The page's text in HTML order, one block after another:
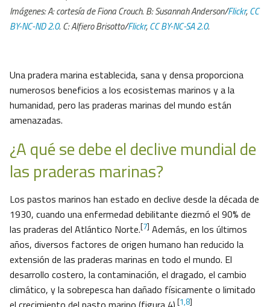
Imágenes: A: cortesía de Fiona Crouch. B: Susannah Anderson/Flickr,CC
BY-NC-ND 2.0. C: Alfiero Brisotto/Flickr,CC BY-NC-SA 2.0.
Una pradera marina establecida, sana y densa proporciona
numerosos beneficios a los ecosistemas marinos y a la
humanidad, pero las praderas marinas del mundo están
amenazadas.
¿A qué se debe el declive mundial de
las praderas marinas?
Los pastos marinos han estado en declive desde la década de
1930, cuando una enfermedad debilitante diezmó el 90% de
las praderas del Atlántico Norte.[7] Además, en los últimos
años, diversos factores de origen humano han reducido la
extensión de las praderas marinas en todo el mundo. El
desarrollo costero, la contaminación, el dragado, el cambio
climático, y la sobrepesca han dañado físicamente o limitado
[1,8]